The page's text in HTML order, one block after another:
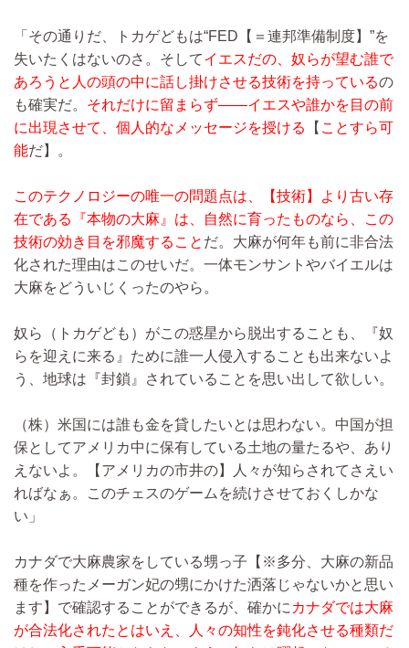
「その通りだ、トカゲどもは“FED【＝連邦準備制度】”を
失いたくはないのさ。そしてイエスだの、奴らが望む誰で
あろうと人の頭の中に話し掛けさせる技術を持っているの
も確実だ。 それだけに留まらず――イエスや誰かを目の前
に出現させて、個人的なメッセージを授ける
【 ことすら可
能だ】。
このテクノロジーの唯一の問題点は、【技術】より古い存
在である『本物の大麻』は、自然に育ったものなら、この
技術の効き目を邪魔すること だ。大麻が何年も前に非合法
化された理由はこのせいだ。一体モンサントやバイエルは
大麻をどういじくったのやら。
奴ら（トカゲども）がこの惑星から脱出することも、『奴
らを迎えに来る』ために誰一人侵入することも出来ないよ
う、地球は『封鎖』されていることを思い出して欲しい。
（株）米国には誰も金を貸したいとは思わない。中国が担
保としてアメリカ中に保有している土地の量たるや、あり
えないよ。【アメリカの市井の】人々が知らされてさえい
ればなぁ。このチェスのゲームを続けさせておくしかな
い」
カナダで大麻農家をしている甥っ子【※多分、大麻の新品
種を作ったメーガン妃の甥にかけた洒落じゃないかと思い
ます】で確認することができるが、確かに カナダでは大麻
が合法化されたとはいえ、人々の知性を鈍化させる種類だ